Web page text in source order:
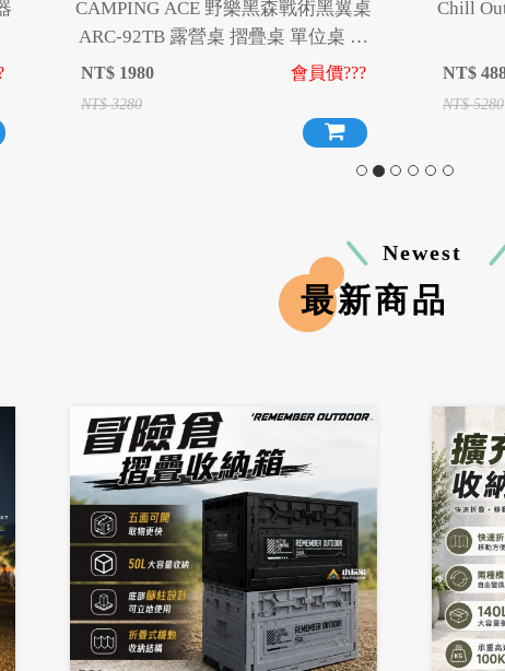
CAMPING ACE 野樂黑森戰術黑翼桌
ARC-92TB 露營桌 摺疊桌 單位桌 折
疊桌 IGT桌 露營 野炊 野餐
NT$ 1980
NT$3280
會員價???
Chill
NT$
NT$5280
Newest
最新商品